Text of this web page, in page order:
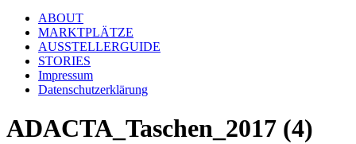
ABOUT
MARKTPLÄTZE
AUSSTELLERGUIDE
STORIES
Impressum
Datenschutzerklärung
ADACTA_Taschen_2017 (4)